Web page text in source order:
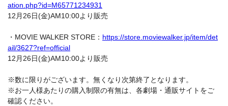
ation.php?id=M65771234931
12月26日(金)AM10:00より販売
・MOVIE WALKER STORE： https://store.moviewalker.jp/item/det
ail/3627?ref=official
12月26日(金)AM10:00より販売
※数に限りがございます。無くなり次第終了となります。
※お一人様あたりの購入制限の有無は、各劇場・通販サイトをご
確認ください。